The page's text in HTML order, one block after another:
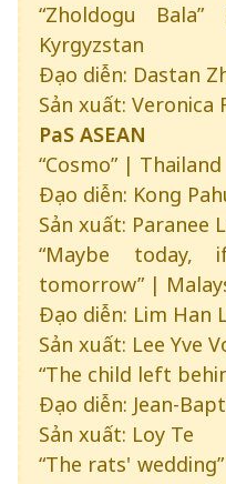
“Zholdogu
Kyrgyzstan
Đạo diễn: Dastan
Sản xuất: Veronica
PaS ASEAN
“Cosmo” | Thailand
Đạo diễn: Kong
Sản xuất: Paranee
“Maybe
tomorrow” |
Đạo diễn: Lim Han
Sản xuất: Lee Yve
“The child left
Đạo diễn: Jean-
Sản xuất: Loy Te
“The rats'